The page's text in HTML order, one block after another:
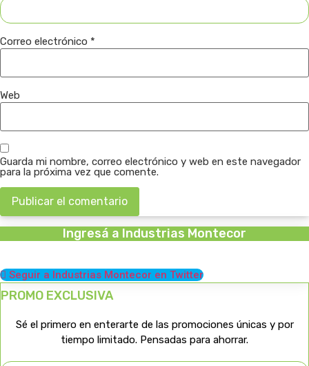
Correo electrónico *
Web
Guarda mi nombre, correo electrónico y web en este navegador
para la próxima vez que comente.
Ingresá a Industrias Montecor
Seguir a Industrias Montecor en Twitter
PROMO EXCLUSIVA
Sé el primero en enterarte de las promociones únicas y por
tiempo limitado. Pensadas para ahorrar.